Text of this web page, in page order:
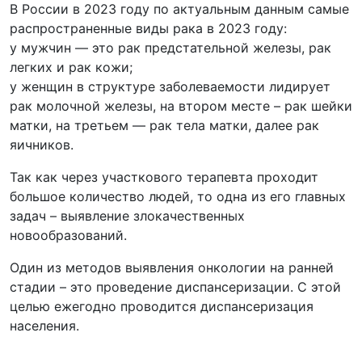
В России в 2023 году по актуальным данным самые
распространенные виды рака в 2023 году:
у мужчин — это рак предстательной железы, рак
легких и рак кожи;
у женщин в структуре заболеваемости лидирует
рак молочной железы, на втором месте – рак шейки
матки, на третьем — рак тела матки, далее рак
яичников.
Так как через участкового терапевта проходит
большое количество людей, то одна из его главных
задач – выявление злокачественных
новообразований.
Один из методов выявления онкологии на ранней
стадии – это проведение диспансеризации. С этой
целью ежегодно проводится диспансеризация
населения.